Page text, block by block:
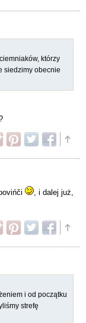
którzy
siedzimy obecnie
, i dalej już,
i od początku
strefę